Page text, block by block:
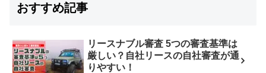
おすすめ記事
リースナブル審査 5つの審査基準は
厳しい？自社リースの自社審査が通
りやすい！